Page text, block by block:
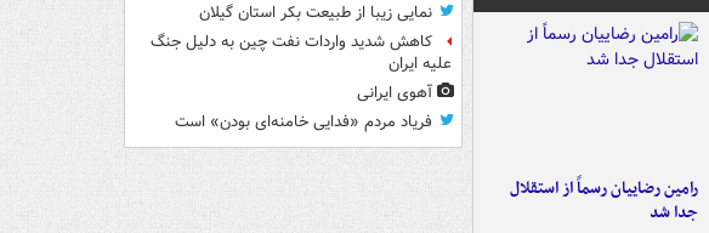
رامین رضاییان رسماً از استقلال
جدا شد
نمایی زیبا از طبیعت بکر استان گیلان
کاهش شدید واردات نفت چین به دلیل جنگ
علیه ایران
آهوی ایرانی
فریاد مردم «فدایی خامنه‌ای بودن» است